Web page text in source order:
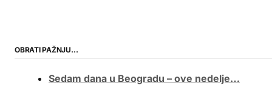
OBRATI PAŽNJU…
Sedam dana u Beogradu – ove nedelje…